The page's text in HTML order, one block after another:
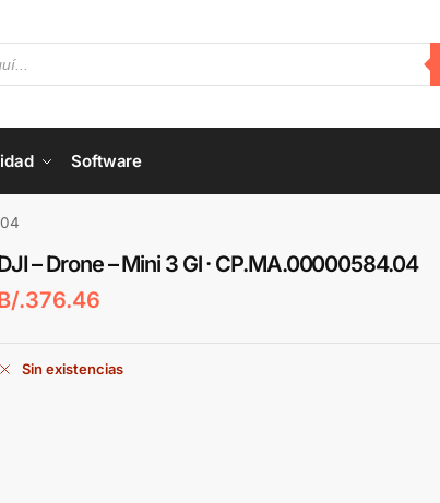
Software
– Drone – Mini 3 Gl · CP.MA.00000584.04
.376.46
Sin existencias